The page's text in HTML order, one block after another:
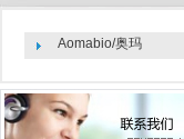
Aomabio/奥玛